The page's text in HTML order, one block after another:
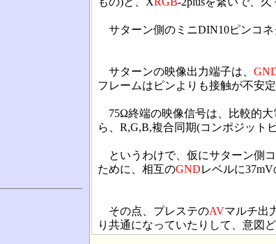
サターン側のミニDIN10ピンコネ
サターンの映像出力端子は、
フレームはピンよりも接触が不安
75Ω終端の映像信号は、比較的大
ら、R,G,B,複合同期(コンポジット
というわけで、仮にサターン側
ために、相互のGNDレベルに37mV
その点、プレステのAVマルチ出
り共通になっていたりして、意図